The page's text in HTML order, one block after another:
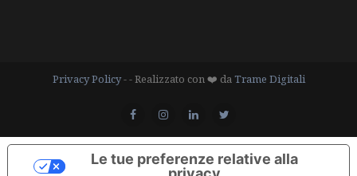
Privacy Policy- - Realizzato con ❤️ daTrame Digitali
Le tue preferenze relative alla